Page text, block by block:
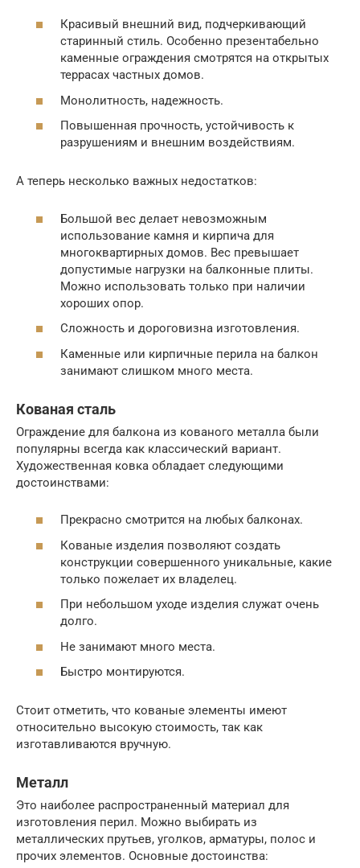
Красивый внешний вид, подчеркивающий
старинный стиль. Особенно презентабельно
каменные ограждения смотрятся на открытых
террасах частных домов.
Монолитность, надежность.
Повышенная прочность, устойчивость к
разрушениям и внешним воздействиям.
А теперь несколько важных недостатков:
Большой вес делает невозможным
использование камня и кирпича для
многоквартирных домов. Вес превышает
допустимые нагрузки на балконные плиты.
Можно использовать только при наличии
хороших опор.
Сложность и дороговизна изготовления.
Каменные или кирпичные перила на балкон
занимают слишком много места.
Кованая сталь
Ограждение для балкона из кованого металла были
популярны всегда как классический вариант.
Художественная ковка обладает следующими
достоинствами:
Прекрасно смотрится на любых балконах.
Кованые изделия позволяют создать
конструкции совершенного уникальные, какие
только пожелает их владелец.
При небольшом уходе изделия служат очень
долго.
Не занимают много места.
Быстро монтируются.
Стоит отметить, что кованые элементы имеют
относительно высокую стоимость, так как
изготавливаются вручную.
Металл
Это наиболее распространенный материал для
изготовления перил. Можно выбирать из
металлических прутьев, уголков, арматуры, полос и
прочих элементов. Основные достоинства: